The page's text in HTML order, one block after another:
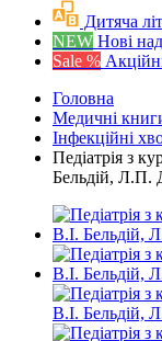
Дитяча
NEW Нові
Sale %
Головна
Медичні
Інфекційні
Педіатрія з
Бельдій, Л.П.